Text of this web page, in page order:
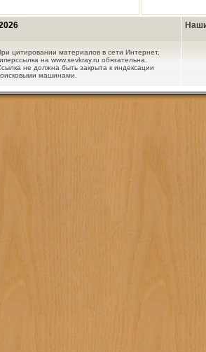
цитировании материалов в сети Интернет,
на www.sevkray.ru обязательна.
не должна быть закрыта к индексации
машинами.